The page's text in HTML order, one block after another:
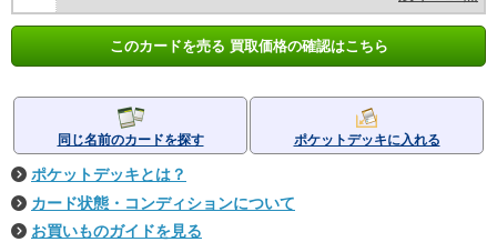
このカードを売る 買取価格の確認はこちら
同じ名前のカードを探す ポケットデッキに入れる
ポケットデッキとは？
カード状態・コンディションについて
お買いものガイドを見る